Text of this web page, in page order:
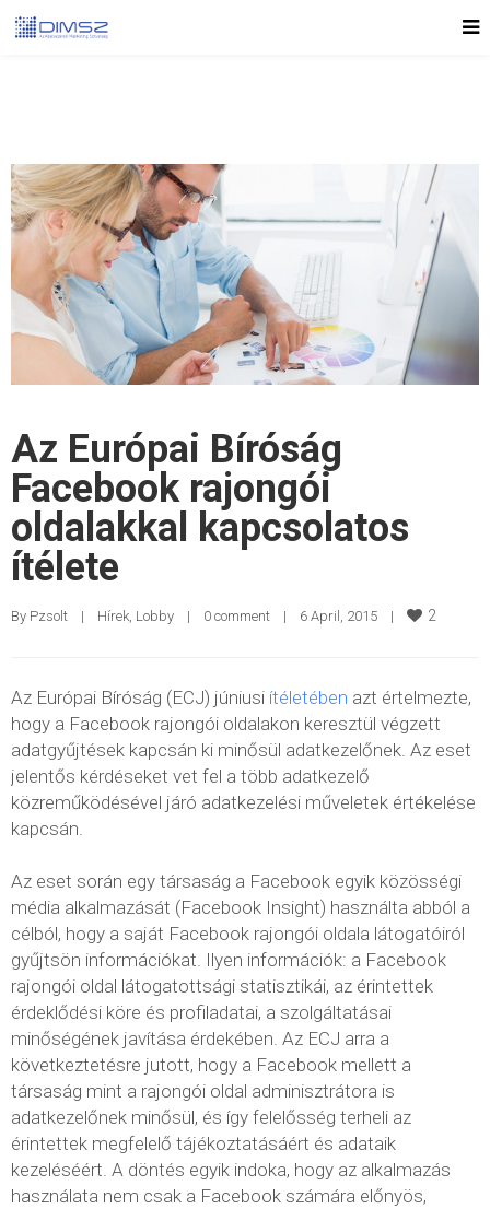
Az Európai Bíróság
Facebook rajongói
oldalakkal kapcsolatos
ítélete
By Pzsolt | Hírek Lobby | 0 comment | 6 April, 2015 | 2
Az Európai Bíróság (ECJ) júniusi ítéletében azt értelmezte,
hogy a Facebook rajongói oldalakon keresztül végzett
adatgyűjtések kapcsán ki minősül adatkezelőnek. Az eset
jelentős kérdéseket vet fel a több adatkezelő
közreműködésével járó adatkezelési műveletek értékelése
kapcsán.
Az eset során egy társaság a Facebook egyik közösségi
média alkalmazását (Facebook Insight) használta abból a
célból, hogy a saját Facebook rajongói oldala látogatóiról
gyűjtsön információkat. Ilyen információk: a Facebook
rajongói oldal látogatottsági statisztikái, az érintettek
érdeklődési köre és profiladatai, a szolgáltatásai
minőségének javítása érdekében. Az ECJ arra a
következtetésre jutott, hogy a Facebook mellett a
társaság mint a rajongói oldal adminisztrátora is
adatkezelőnek minősül, és így felelősség terheli az
érintettek megfelelő tájékoztatásáért és adataik
kezeléséért. A döntés egyik indoka, hogy az alkalmazás
használata nem csak a Facebook számára előnyös,